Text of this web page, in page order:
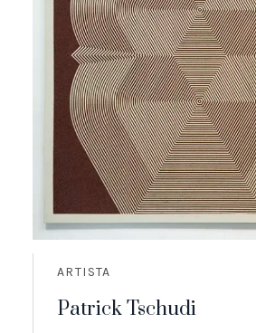
ARTISTA
Patrick Tschudi